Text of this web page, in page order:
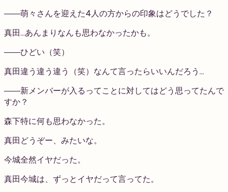
――萌々さんを迎えた4人の方からの印象はどうでした？
真田…あんまりなんも思わなかったかも。
――ひどい（笑）
真田違う違う違う（笑）なんて言ったらいいんだろう…
――新メンバーが入るってことに対してはどう思ってたんで
すか？
森下特に何も思わなかった。
真田どうぞー、みたいな。
今城全然イヤだった。
真田今城は、ずっとイヤだって言ってた。